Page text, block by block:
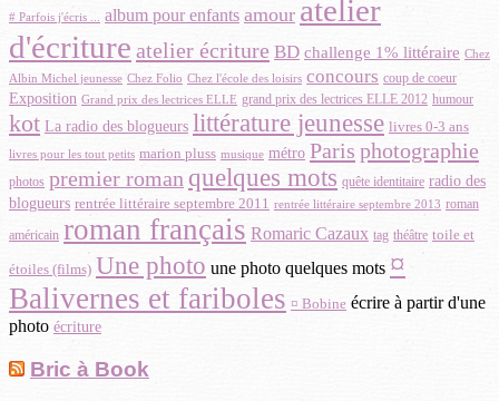
# Parfois j'écris ... album pour enfants amour atelier
d'écriture atelier écriture BD challenge 1% littéraire Chez
Albin Michel jeunesse Chez Folio Chez l'école des loisirs concours coup de coeur
Exposition Grand prix des lectrices ELLE grand prix des lectrices ELLE 2012 humour
kot La radio des blogueurs littérature jeunesse livres 0-3 ans
livres pour les tout petits marion pluss musique métro Paris photographie
photos premier roman quelques mots quête identitaire radio des
blogueurs rentrée littéraire septembre 2011 rentrée littéraire septembre 2013 roman
américain roman français Romaric Cazaux tag théâtre toile et
étoiles (films) Une photo une photo quelques mots ¤
Balivernes et fariboles ¤ Bobine écrire à partir d'une
photo écriture
Bric à Book